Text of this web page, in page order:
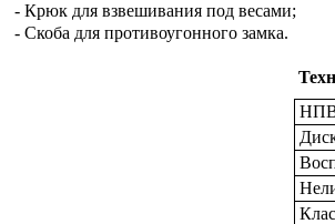
- Крюк для взвешивания под весами;
- Скоба для противоугонного замка.